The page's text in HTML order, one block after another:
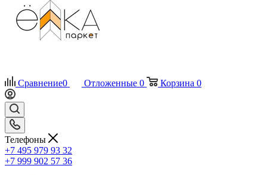
Сравнение0 Отложенные 0 Корзина 0
Телефоны
+7 495 979 93 32
+7 999 902 57 36